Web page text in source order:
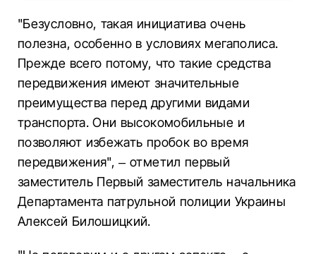
"Безусловно, такая инициатива очень
полезна, особенно в условиях мегаполиса.
Прежде всего потому, что такие средства
передвижения имеют значительные
преимущества перед другими видами
транспорта. Они высокомобильные и
позволяют избежать пробок во время
передвижения", – отметил первый
заместитель Первый заместитель начальника
Департамента патрульной полиции Украины
Алексей Билошицкий.